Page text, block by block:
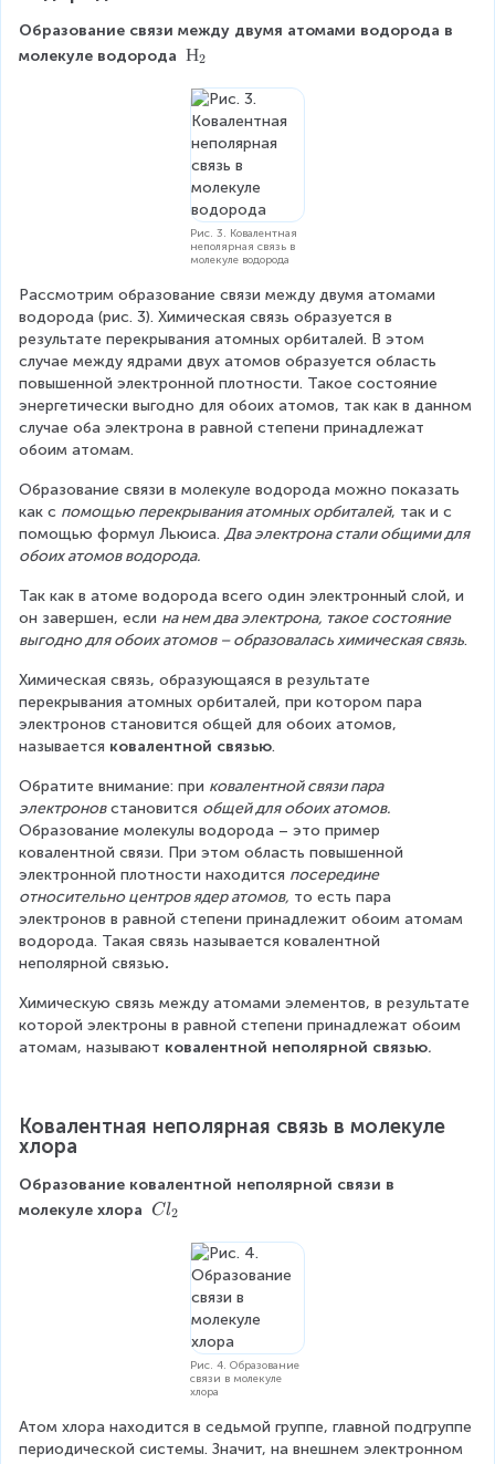
Образование связи между двумя атомами водорода в
молекуле водорода Н
2
Н2
Рис. 3. Ковалентная
неполярная связь в
молекуле водорода
Рассмотрим образование связи между двумя атомами
водорода (рис. 3). Химическая связь образуется в
результате перекрывания атомных орбиталей. В этом
случае между ядрами двух атомов образуется область
повышенной электронной плотности. Такое состояние
энергетически выгодно для обоих атомов, так как в данном
случае оба электрона в равной степени принадлежат
обоим атомам.
Образование связи в молекуле водорода можно показать
как с помощью перекрывания атомных орбиталей, так и с
помощью формул Льюиса. Два электрона стали общими для
обоих атомов водорода.
Так как в атоме водорода всего один электронный слой, и
он завершен, если на нем два электрона, такое состояние
выгодно для обоих атомов – образовалась химическая связь.
Химическая связь, образующаяся в результате
перекрывания атомных орбиталей, при котором пара
электронов становится общей для обоих атомов,
называется ковалентной связью.
Обратите внимание: при ковалентной связи пара
электронов становится общей для обоих атомов.
Образование молекулы водорода – это пример
ковалентной связи. При этом область повышенной
электронной плотности находится посередине
относительно центров ядер атомов, то есть пара
электронов в равной степени принадлежит обоим атомам
водорода. Такая связь называется ковалентной
неполярной связью.
Химическую связь между атомами элементов, в результате
которой электроны в равной степени принадлежат обоим
атомам, называют ковалентной неполярной связью.
Ковалентная неполярная связь в молекуле
хлора
Образование ковалентной неполярной связи в
молекуле хлора C
Cl2
Рис. 4. Образование
связи в молекуле
хлора
Атом хлора находится в седьмой группе, главной подгруппе
периодической системы. Значит, на внешнем электронном